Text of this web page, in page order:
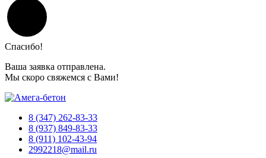
Спасибо!
Ваша заявка отправлена.
Мы скоро свяжемся с Вами!
8 (347) 262-83-33
8 (937) 849-83-33
8 (911) 102-43-94
2992218@mail.ru